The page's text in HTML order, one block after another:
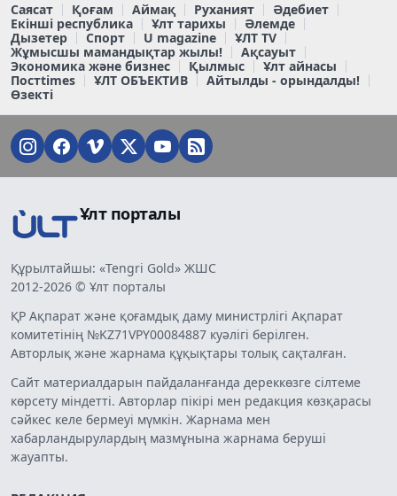
Саясат Қоғам Аймақ Руханият
Әдебиет
Екінші республика
Ұлт тарихы
Әлемде
Дызетер
Спорт U magazine
ҰЛТ TV
Жұмысшы мамандықтар жылы!
Ақсауыт
Экономика және бизнес
Қылмыс
Ұлт айнасы
Постtimes
ҰЛТ ОБЪЕКТИВ
Айтылды - орындалды!
Өзекті
Ұлт порталы
Құрылтайшы: «Tengri Gold» ЖШС
2012-2026 © Ұлт порталы
ҚР Ақпарат және қоғамдық даму министрлігі Ақпарат
комитетінің №KZ71VPY00084887 куәлігі берілген.
Авторлық және жарнама құқықтары толық сақталған.
Сайт материалдарын пайдаланғанда дереккөзге сілтеме
көрсету міндетті. Авторлар пікірі мен редакция көзқарасы
сәйкес келе бермеуі мүмкін. Жарнама мен
хабарландырулардың мазмұнына жарнама беруші
жауапты.